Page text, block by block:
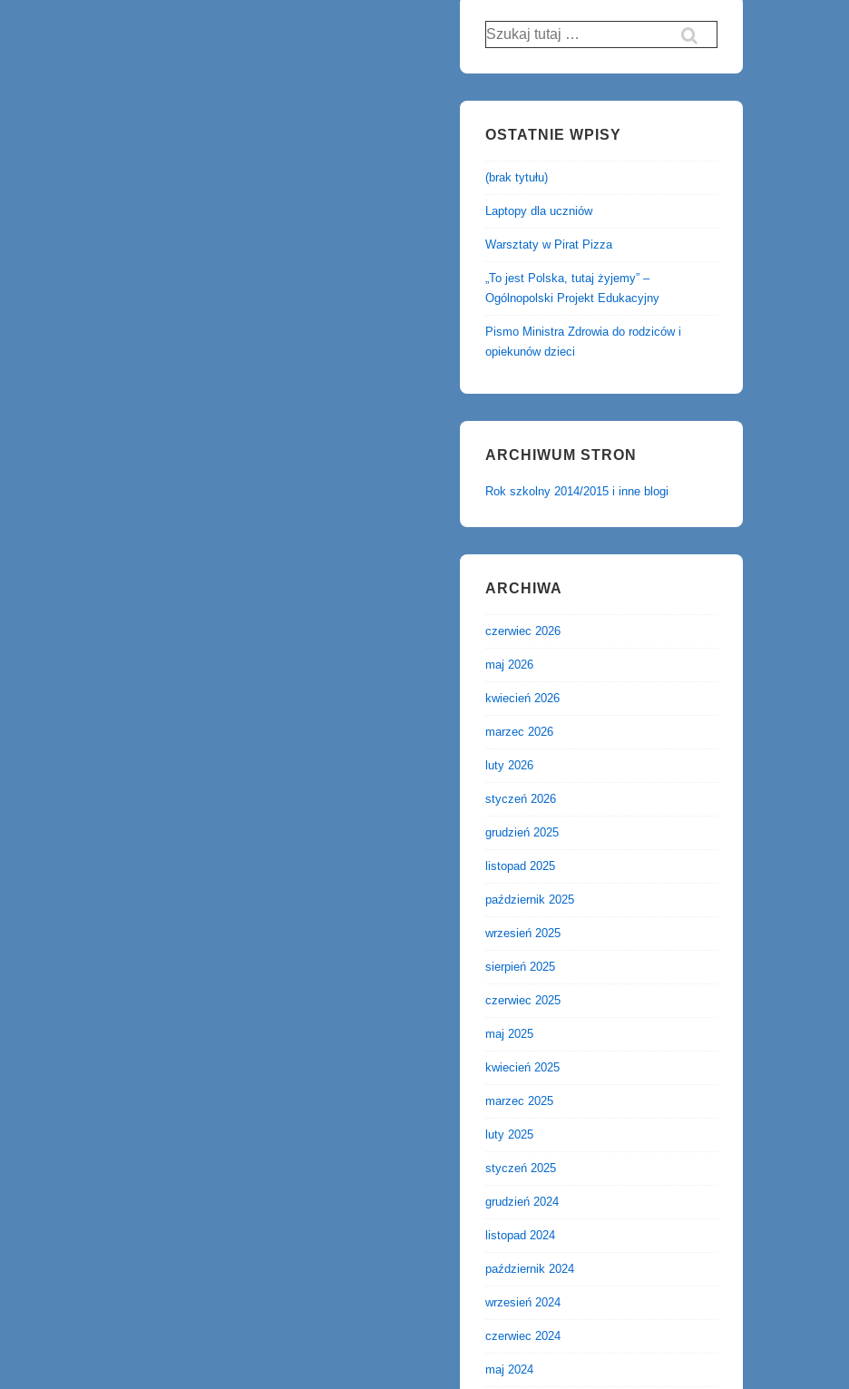
Szukaj:
OSTATNIE WPISY
(brak tytułu)
Laptopy dla uczniów
Warsztaty w Pirat Pizza
„To jest Polska, tutaj żyjemy” –
Ogólnopolski Projekt Edukacyjny
Pismo Ministra Zdrowia do rodziców i
opiekunów dzieci
ARCHIWUM STRON
Rok szkolny 2014/2015 i inne blogi
ARCHIWA
czerwiec 2026
maj 2026
kwiecień 2026
marzec 2026
luty 2026
styczeń 2026
grudzień 2025
listopad 2025
październik 2025
wrzesień 2025
sierpień 2025
czerwiec 2025
maj 2025
kwiecień 2025
marzec 2025
luty 2025
styczeń 2025
grudzień 2024
listopad 2024
październik 2024
wrzesień 2024
czerwiec 2024
maj 2024